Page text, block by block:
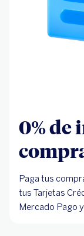
0% de
Paga tus
tus Tarjetas
Mercado Pago